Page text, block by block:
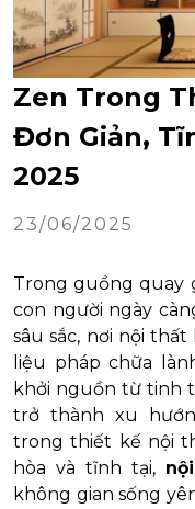
Zen Trong
Đơn Giản,
2025
23/06/2025
Trong guồng quay
con người ngày
sâu sắc, nơi nội
liệu pháp chữa
khởi nguồn từ tinh
trở thành xu
trong thiết kế nội
hòa và tĩnh tại,
không gian sống